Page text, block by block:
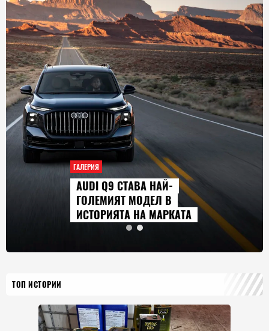
ГАЛЕРИЯ
AUDI Q9 СТАВА НАЙ-
ГОЛЕМИЯТ МОДЕЛ В
ИСТОРИЯТА НА МАРКАТА
ТОП ИСТОРИИ